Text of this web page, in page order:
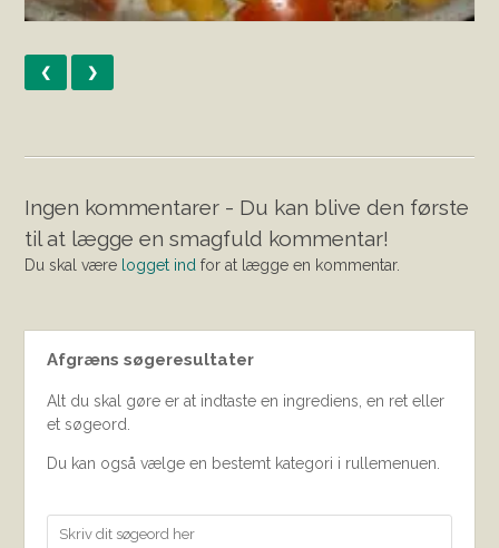
❮ ❯
Ingen kommentarer - Du kan blive den første
til at lægge en smagfuld kommentar!
Du skal være logget ind for at lægge en kommentar.
Afgræns søgeresultater
Alt du skal gøre er at indtaste en ingrediens, en ret eller
et søgeord.
Du kan også vælge en bestemt kategori i rullemenuen.